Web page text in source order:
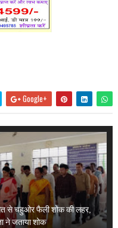
Google+
से चहुओर फैली शोक की लहर,
ने जताया शोक